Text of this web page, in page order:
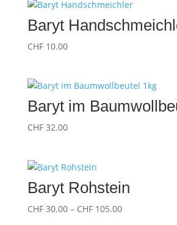
Baryt
CHF10.00
Baryt im
CHF32.00
Baryt Rohstein
CHF30.00 – CHF105.00Preisspanne: